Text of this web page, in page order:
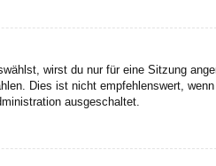
wirst du nur für eine Sitzung
Dies ist nicht empfehlenswert,
ausgeschaltet.